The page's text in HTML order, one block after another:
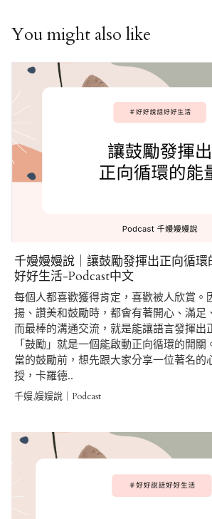
You might also like
千嫚嫚嫚說｜讓鼓勵發揮出正向循
好好生活-Podcast中文
每個人都喜歡獲得肯定，喜歡被人欣賞。
揚、讚美和鼓勵時，都會有著開心、滿足
而最棒的溝通交流，就是能讓語言發揮出
「鼓勵」就是一個能啟動正向循環的開
當的鼓勵前，想先跟大家分享一位著名的
授，卡羅德..
千嫚,嫚嫚說｜Podcast